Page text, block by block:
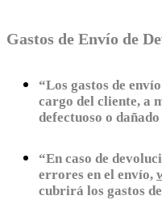
Gastos de Envío de
“Los gastos de
cargo del cliente, a
defectuoso o
“En caso de
errores en el envío,
cubrirá los gastos